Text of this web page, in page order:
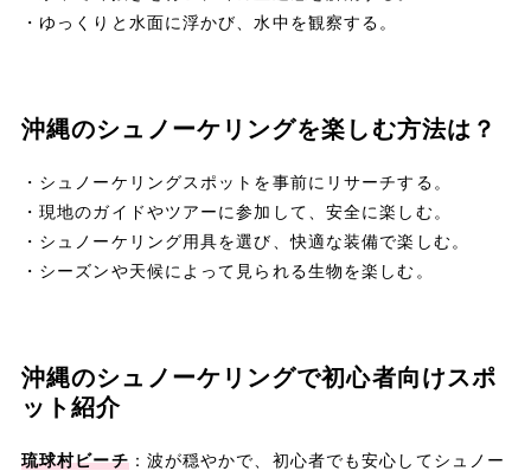
・ゆっくりと水面に浮かび、水中を観察する。
沖縄のシュノーケリングを楽しむ方法は？
・シュノーケリングスポットを事前にリサーチする。
・現地のガイドやツアーに参加して、安全に楽しむ。
・シュノーケリング用具を選び、快適な装備で楽しむ。
・シーズンや天候によって見られる生物を楽しむ。
沖縄のシュノーケリングで初心者向けスポ
ット紹介
琉球村ビーチ：波が穏やかで、初心者でも安心してシュノー